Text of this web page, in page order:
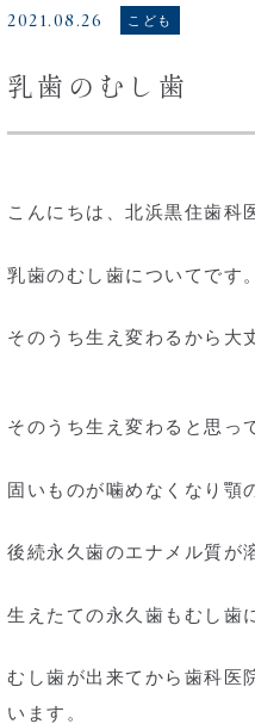
2021.08.26 こども
乳歯のむし歯
こんにちは、北浜黒住歯科
乳歯のむし歯についてです。
そのうち生え変わるから大
そのうち生え変わると思っ
固いものが噛めなくなり顎
後続永久歯のエナメル質が
生えたての永久歯もむし歯
むし歯が出来てから歯科医
います。